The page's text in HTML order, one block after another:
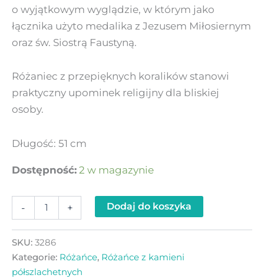
o wyjątkowym wyglądzie, w którym jako
łącznika użyto medalika z Jezusem Miłosiernym
oraz św. Siostrą Faustyną.
Różaniec z przepięknych koralików stanowi
praktyczny upominek religijny dla bliskiej
osoby.
Długość: 51 cm
Dostępność: 2 w magazynie
- + Dodaj do koszyka
SKU: 3286
Kategorie: Różańce, Różańce z kamieni
półszlachetnych